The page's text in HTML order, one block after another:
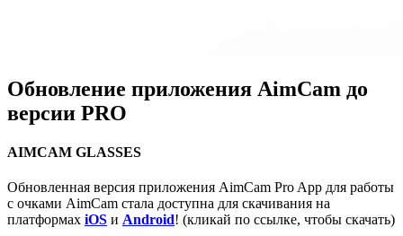
Обновление приложения AimCam до
версии PRO
AIMCAM GLASSES
Обновленная версия приложения AimCam Pro App для работы
с очками AimCam стала доступна для скачивания на
платформах iOS и Android! (кликай по ссылке, чтобы скачать)